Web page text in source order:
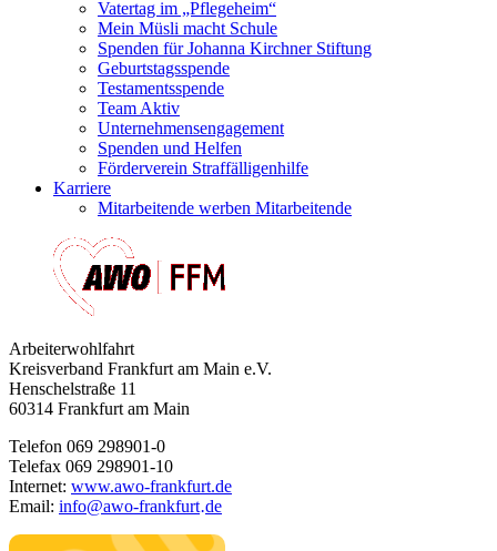
Vatertag im „Pflegeheim“
Mein Müsli macht Schule
Spenden für Johanna Kirchner Stiftung
Geburtstagsspende
Testamentsspende
Team Aktiv
Unternehmensengagement
Spenden und Helfen
Förderverein Straffälligenhilfe
Karriere
Mitarbeitende werben Mitarbeitende
Arbeiterwohlfahrt
Kreisverband Frankfurt am Main e.V.
Henschelstraße 11
60314 Frankfurt am Main
Telefon 069 298901-0
Telefax 069 298901-10
Internet: www.awo-frankfurt.de
Email: info@awo-frankfurt·de